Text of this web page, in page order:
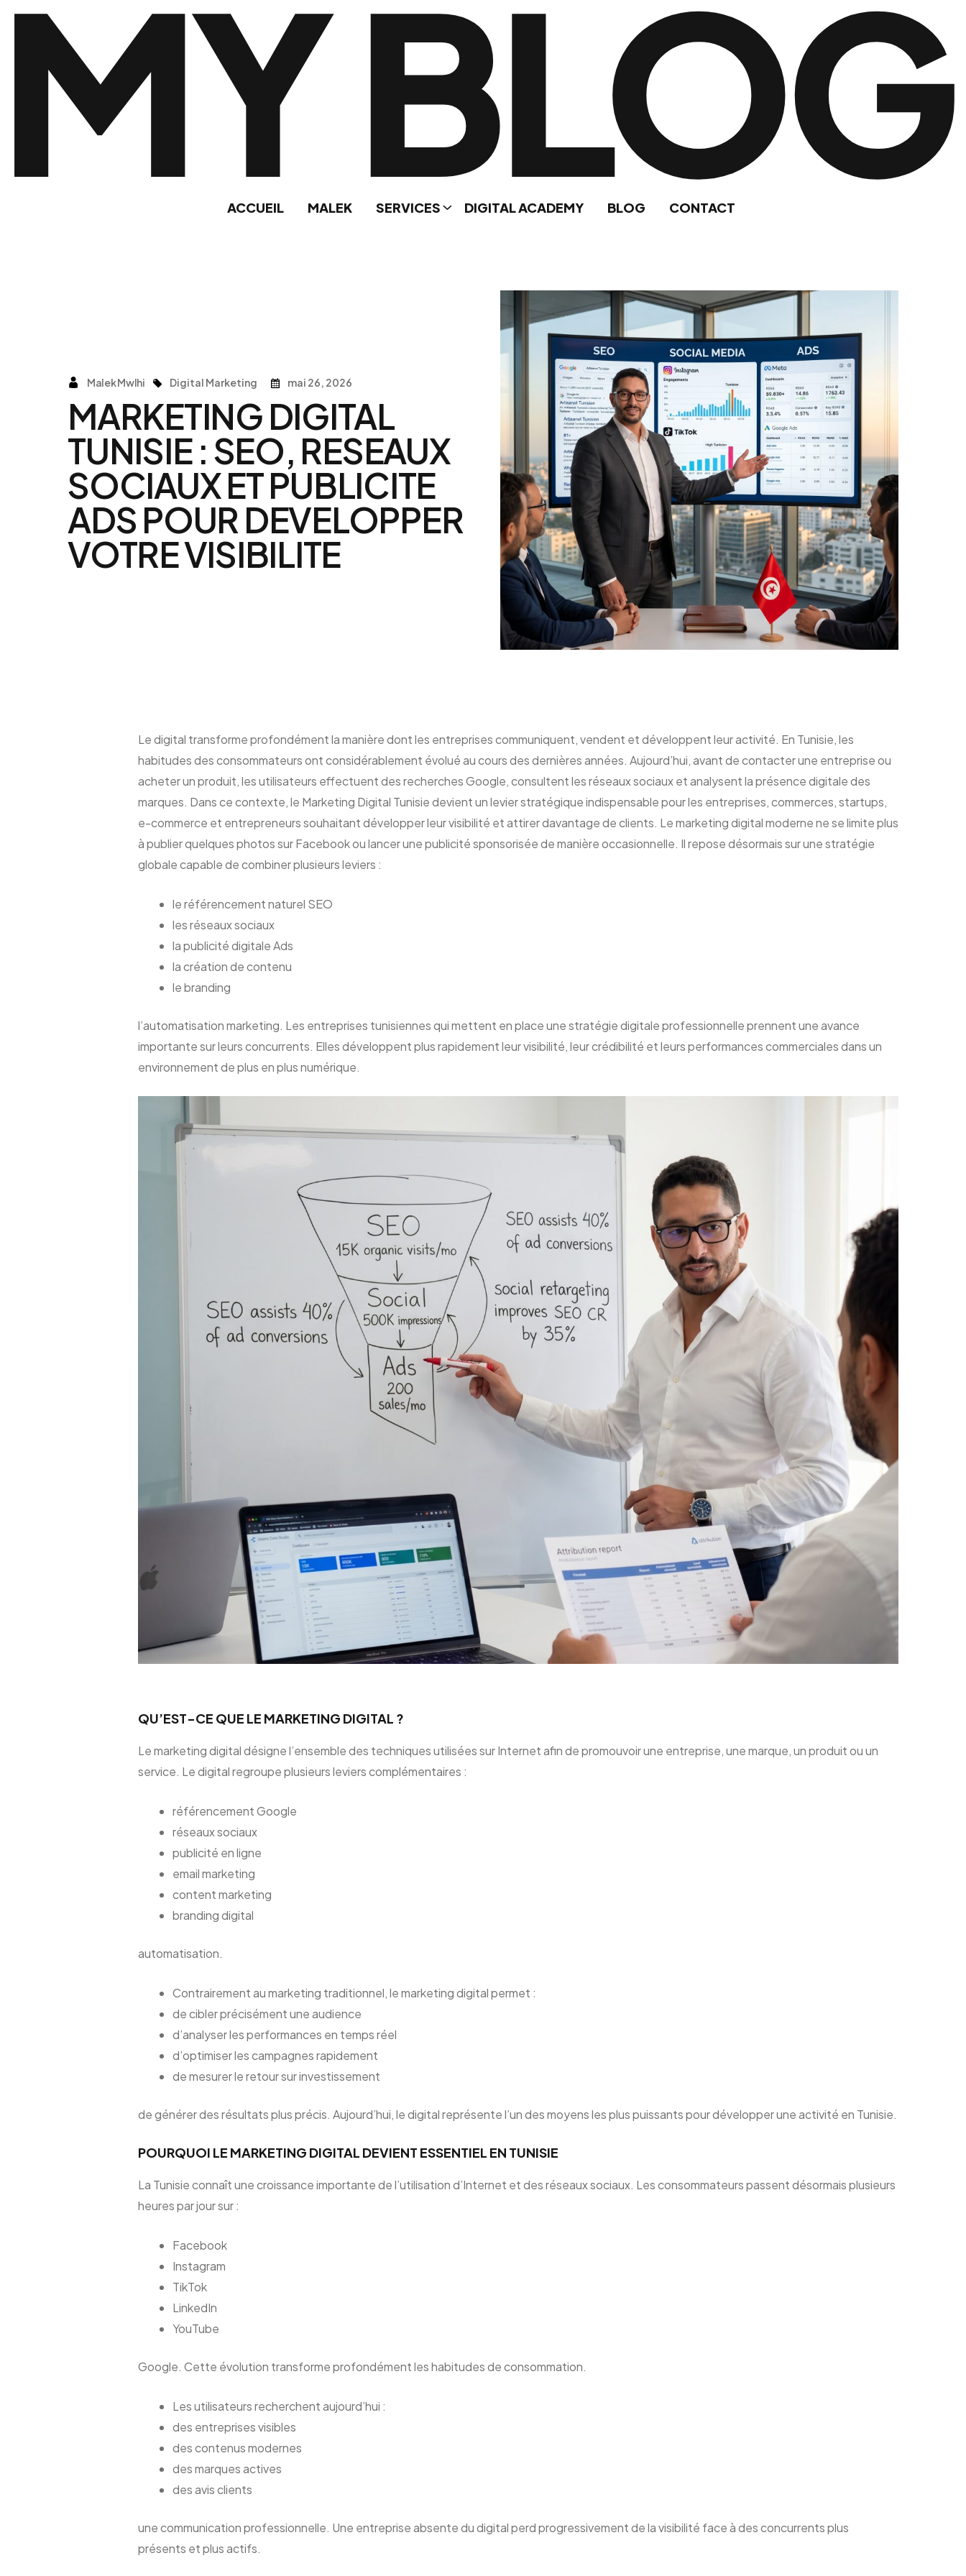
MY BLOG
ACCUEIL MALEK SERVICES DIGITAL ACADEMY BLOG CONTACT
Malek Mwlhi Digital Marketing mai 26, 2026
MARKETING DIGITAL
TUNISIE : SEO, RESEAUX
SOCIAUX ET PUBLICITE
ADS POUR DEVELOPPER
VOTRE VISIBILITE
Le digital transforme profondément la manière dont les entreprises communiquent, vendent et développent leur activité. En Tunisie, les
habitudes des consommateurs ont considérablement évolué au cours des dernières années. Aujourd’hui, avant de contacter une entreprise ou
acheter un produit, les utilisateurs effectuent des recherches Google, consultent les réseaux sociaux et analysent la présence digitale des
marques. Dans ce contexte, le Marketing Digital Tunisie devient un levier stratégique indispensable pour les entreprises, commerces, startups,
e-commerce et entrepreneurs souhaitant développer leur visibilité et attirer davantage de clients. Le marketing digital moderne ne se limite plus
à publier quelques photos sur Facebook ou lancer une publicité sponsorisée de manière occasionnelle. Il repose désormais sur une stratégie
globale capable de combiner plusieurs leviers :
le référencement naturel SEO
les réseaux sociaux
la publicité digitale Ads
la création de contenu
le branding
l’automatisation marketing. Les entreprises tunisiennes qui mettent en place une stratégie digitale professionnelle prennent une avance
importante sur leurs concurrents. Elles développent plus rapidement leur visibilité, leur crédibilité et leurs performances commerciales dans un
environnement de plus en plus numérique.
QU’EST-CE QUE LE MARKETING DIGITAL ?
Le marketing digital désigne l’ensemble des techniques utilisées sur Internet afin de promouvoir une entreprise, une marque, un produit ou un
service. Le digital regroupe plusieurs leviers complémentaires :
référencement Google
réseaux sociaux
publicité en ligne
email marketing
content marketing
branding digital
automatisation.
Contrairement au marketing traditionnel, le marketing digital permet :
de cibler précisément une audience
d’analyser les performances en temps réel
d’optimiser les campagnes rapidement
de mesurer le retour sur investissement
de générer des résultats plus précis. Aujourd’hui, le digital représente l’un des moyens les plus puissants pour développer une activité en Tunisie.
POURQUOI LE MARKETING DIGITAL DEVIENT ESSENTIEL EN TUNISIE
La Tunisie connaît une croissance importante de l’utilisation d’Internet et des réseaux sociaux. Les consommateurs passent désormais plusieurs
heures par jour sur :
Facebook
Instagram
TikTok
LinkedIn
YouTube
Google. Cette évolution transforme profondément les habitudes de consommation.
Les utilisateurs recherchent aujourd’hui :
des entreprises visibles
des contenus modernes
des marques actives
des avis clients
une communication professionnelle. Une entreprise absente du digital perd progressivement de la visibilité face à des concurrents plus
présents et plus actifs.